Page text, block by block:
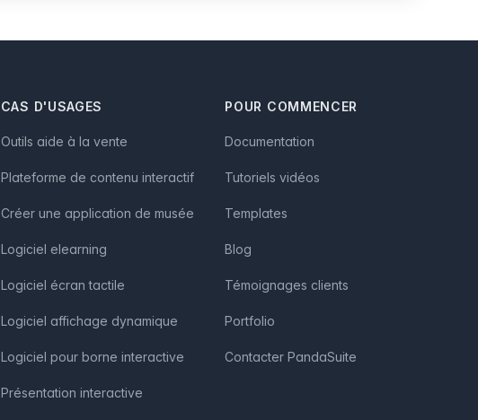
CAS D'USAGES
Outils aide à la vente
Plateforme de contenu interactif
Créer une application de musée
Logiciel elearning
Logiciel écran tactile
Logiciel affichage dynamique
Logiciel pour borne interactive
Présentation interactive
POUR COMMENCER
Documentation
Tutoriels vidéos
Templates
Blog
Témoignages clients
Portfolio
Contacter PandaSuite